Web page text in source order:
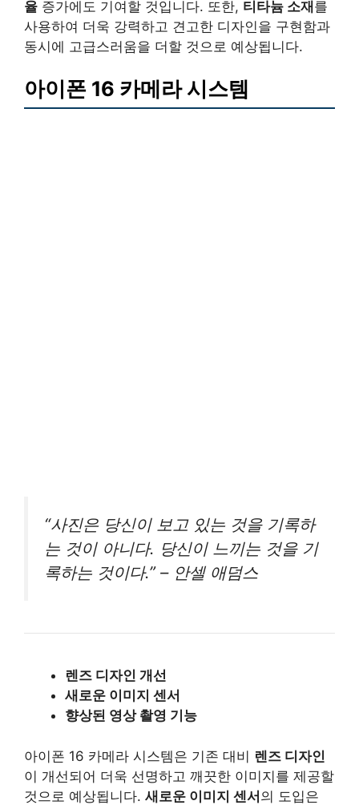
율 증가에도 기여할 것입니다. 또한, 티타늄 소재를
사용하여 더욱 강력하고 견고한 디자인을 구현함과
동시에 고급스러움을 더할 것으로 예상됩니다.
아이폰 16 카메라 시스템
“사진은 당신이 보고 있는 것을 기록하
는 것이 아니다. 당신이 느끼는 것을 기
록하는 것이다.” – 안셀 애덤스
렌즈 디자인 개선
새로운 이미지 센서
향상된 영상 촬영 기능
아이폰 16 카메라 시스템은 기존 대비 렌즈 디자인
이 개선되어 더욱 선명하고 깨끗한 이미지를 제공할
것으로 예상됩니다. 새로운 이미지 센서의 도입은